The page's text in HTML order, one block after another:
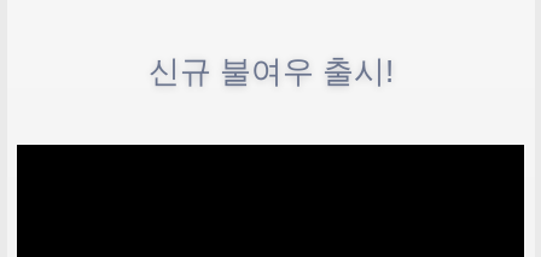
신규 불여우 출시!